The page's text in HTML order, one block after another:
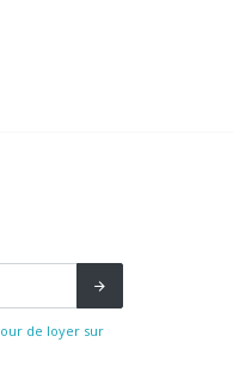
de loyer sur